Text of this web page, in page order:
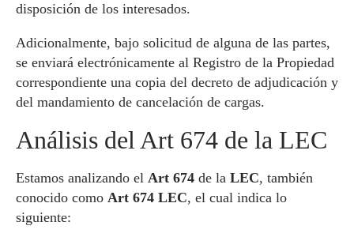
disposición de los interesados.
Adicionalmente, bajo solicitud de alguna de las partes,
se enviará electrónicamente al Registro de la Propiedad
correspondiente una copia del decreto de adjudicación y
del mandamiento de cancelación de cargas.
Análisis del Art 674 de la LEC
Estamos analizando el Art 674 de la LEC, también
conocido como Art 674 LEC, el cual indica lo
siguiente: